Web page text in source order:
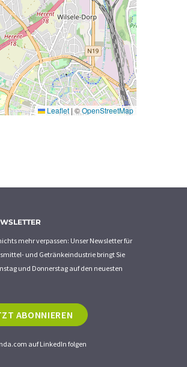
Leaflet | ©OpenStreetMap
mehr verpassen: Unser Newsletter für
und Getränkeindustrie bringt Sie
und Donnerstag auf den neuesten
ABONNIEREN
auf LinkedIn folgen